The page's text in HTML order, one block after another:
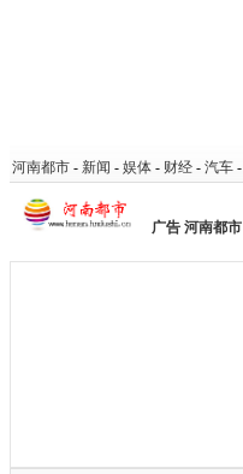
河南都市 - 新闻 - 娱体 - 财经 - 汽车 -
广告 河南都市